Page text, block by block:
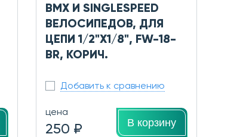
BMX И SINGLESPEED
ВЕЛОСИПЕДОВ, ДЛЯ
ЦЕПИ 1/2"Х1/8", FW-18-
BR, КОРИЧ.
Добавить к сравнению
цена
250 ₽ В корзину